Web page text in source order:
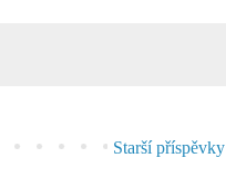
Starší příspěvky